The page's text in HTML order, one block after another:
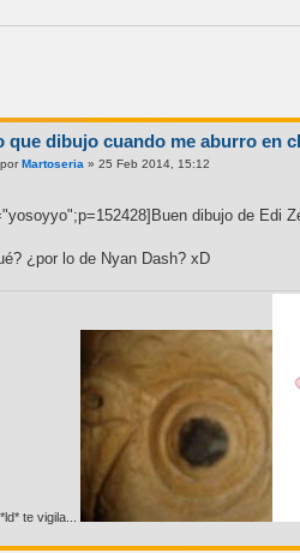
que dibujo cuando me aburro en
por Martoseria » 25 Feb 2014, 15:12
dibujo de Edi
¿por lo de Nyan Dash? xD
te vigila...